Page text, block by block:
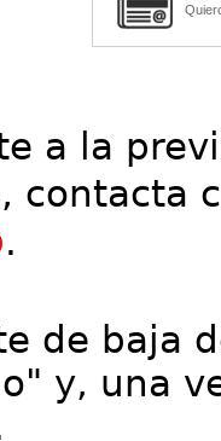
a la
contacta
.
de baja
y, una